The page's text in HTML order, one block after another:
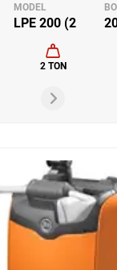
MODEL
LPE 200 (2
2 TON